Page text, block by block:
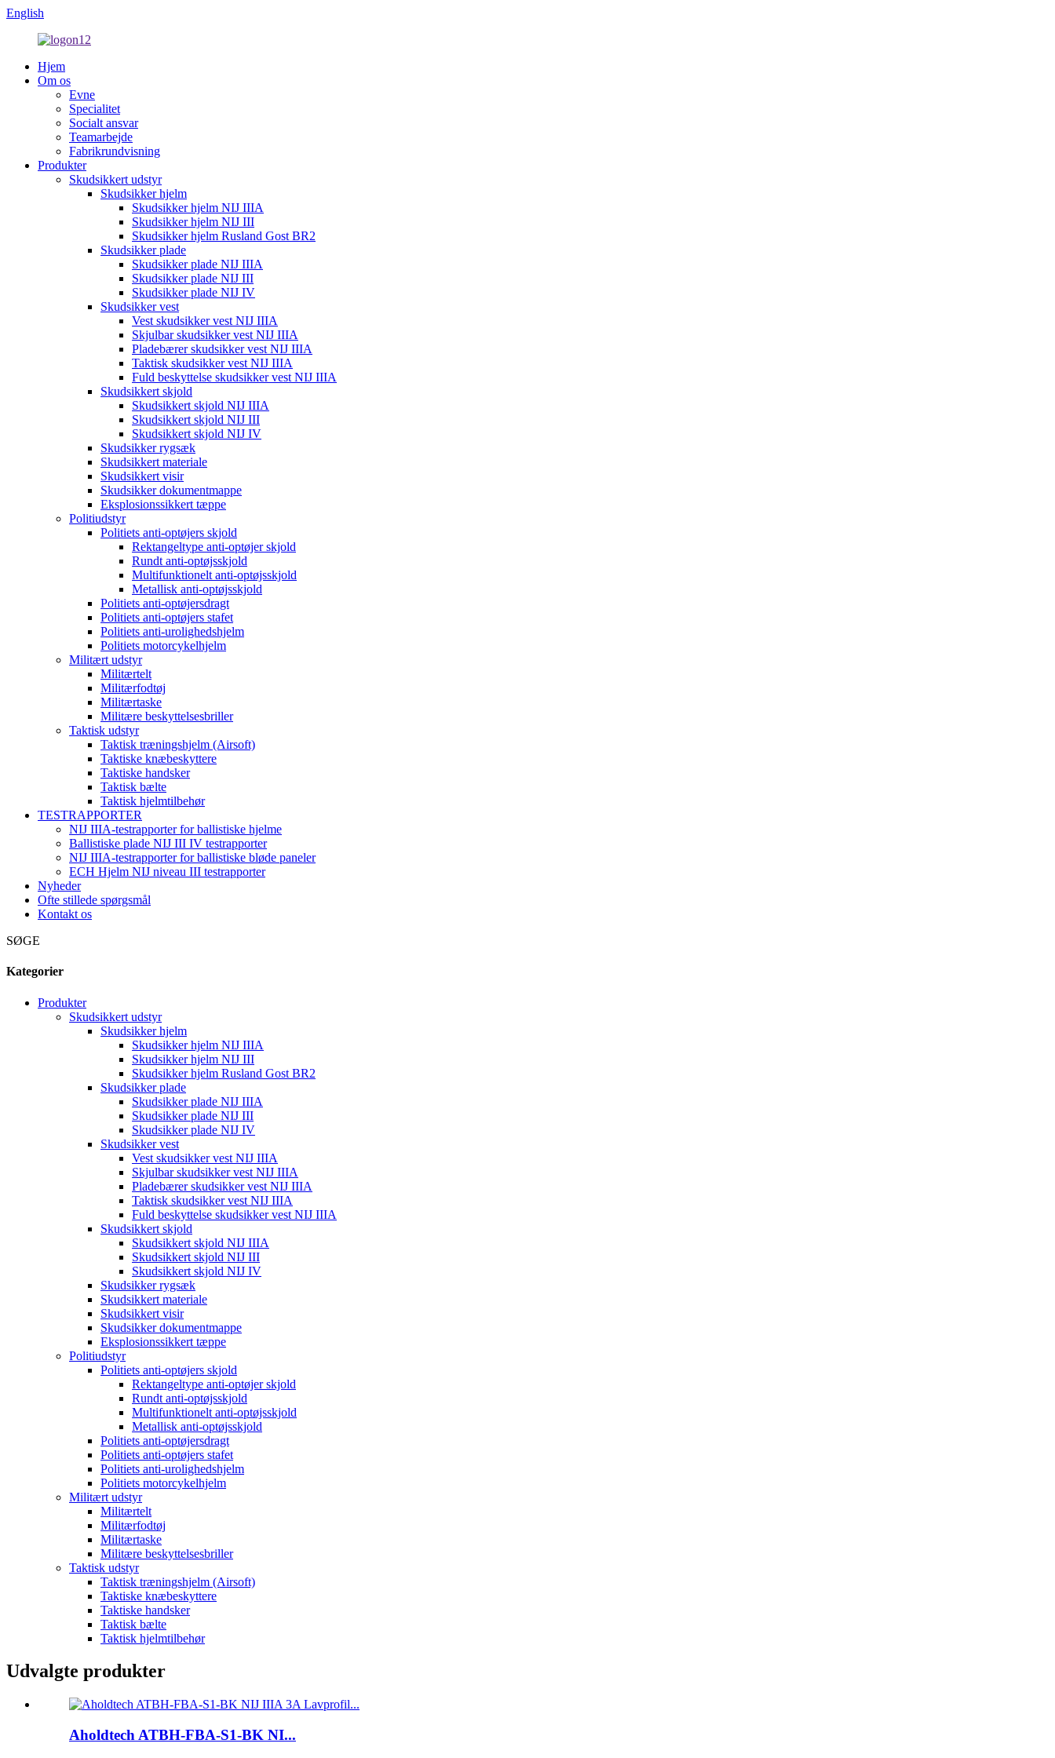
English
Hjem
Om os
Evne
Specialitet
Socialt ansvar
Teamarbejde
Fabrikrundvisning
Produkter
Skudsikkert udstyr
Skudsikker hjelm
Skudsikker hjelm NIJ IIIA
Skudsikker hjelm NIJ III
Skudsikker hjelm Rusland Gost BR2
Skudsikker plade
Skudsikker plade NIJ IIIA
Skudsikker plade NIJ III
Skudsikker plade NIJ IV
Skudsikker vest
Vest skudsikker vest NIJ IIIA
Skjulbar skudsikker vest NIJ IIIA
Pladebærer skudsikker vest NIJ IIIA
Taktisk skudsikker vest NIJ IIIA
Fuld beskyttelse skudsikker vest NIJ IIIA
Skudsikkert skjold
Skudsikkert skjold NIJ IIIA
Skudsikkert skjold NIJ III
Skudsikkert skjold NIJ IV
Skudsikker rygsæk
Skudsikkert materiale
Skudsikkert visir
Skudsikker dokumentmappe
Eksplosionssikkert tæppe
Politiudstyr
Politiets anti-optøjers skjold
Rektangeltype anti-optøjer skjold
Rundt anti-optøjsskjold
Multifunktionelt anti-optøjsskjold
Metallisk anti-optøjsskjold
Politiets anti-optøjersdragt
Politiets anti-optøjers stafet
Politiets anti-urolighedshjelm
Politiets motorcykelhjelm
Militært udstyr
Militærtelt
Militærfodtøj
Militærtaske
Militære beskyttelsesbriller
Taktisk udstyr
Taktisk træningshjelm (Airsoft)
Taktiske knæbeskyttere
Taktiske handsker
Taktisk bælte
Taktisk hjelmtilbehør
TESTRAPPORTER
NIJ IIIA-testrapporter for ballistiske hjelme
Ballistiske plade NIJ III IV testrapporter
NIJ IIIA-testrapporter for ballistiske bløde paneler
ECH Hjelm NIJ niveau III testrapporter
Nyheder
Ofte stillede spørgsmål
Kontakt os
SØGE
Kategorier
Produkter
Skudsikkert udstyr
Skudsikker hjelm
Skudsikker hjelm NIJ IIIA
Skudsikker hjelm NIJ III
Skudsikker hjelm Rusland Gost BR2
Skudsikker plade
Skudsikker plade NIJ IIIA
Skudsikker plade NIJ III
Skudsikker plade NIJ IV
Skudsikker vest
Vest skudsikker vest NIJ IIIA
Skjulbar skudsikker vest NIJ IIIA
Pladebærer skudsikker vest NIJ IIIA
Taktisk skudsikker vest NIJ IIIA
Fuld beskyttelse skudsikker vest NIJ IIIA
Skudsikkert skjold
Skudsikkert skjold NIJ IIIA
Skudsikkert skjold NIJ III
Skudsikkert skjold NIJ IV
Skudsikker rygsæk
Skudsikkert materiale
Skudsikkert visir
Skudsikker dokumentmappe
Eksplosionssikkert tæppe
Politiudstyr
Politiets anti-optøjers skjold
Rektangeltype anti-optøjer skjold
Rundt anti-optøjsskjold
Multifunktionelt anti-optøjsskjold
Metallisk anti-optøjsskjold
Politiets anti-optøjersdragt
Politiets anti-optøjers stafet
Politiets anti-urolighedshjelm
Politiets motorcykelhjelm
Militært udstyr
Militærtelt
Militærfodtøj
Militærtaske
Militære beskyttelsesbriller
Taktisk udstyr
Taktisk træningshjelm (Airsoft)
Taktiske knæbeskyttere
Taktiske handsker
Taktisk bælte
Taktisk hjelmtilbehør
Udvalgte produkter
Aholdtech ATBH-FBA-S1-BK NI...